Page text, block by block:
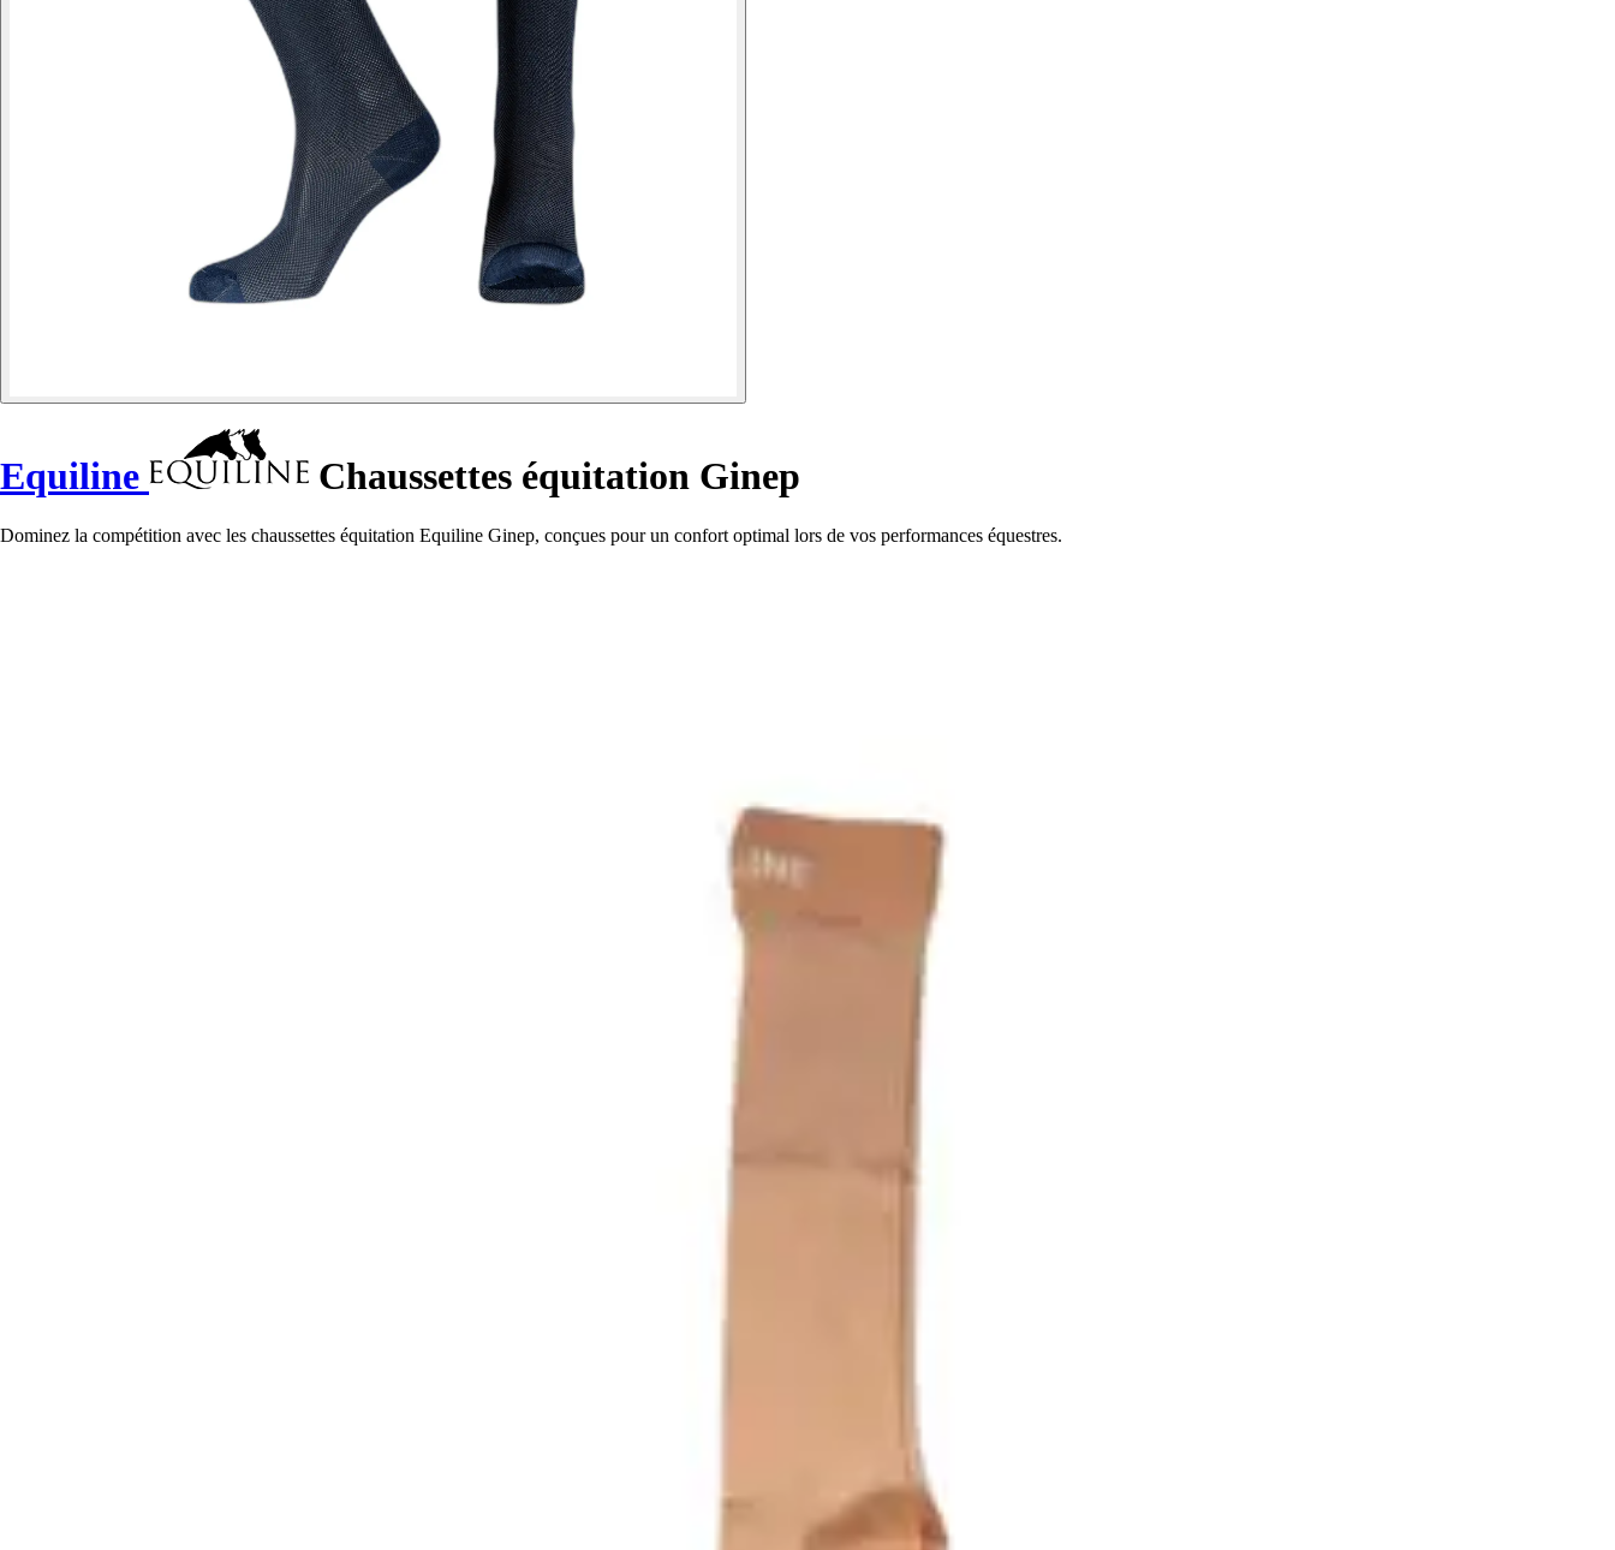
Equiline Chaussettes équitation Ginep
Dominez la compétition avec les chaussettes équitation Equiline Ginep, conçues pour un confort optimal lors de vos performances équestres.